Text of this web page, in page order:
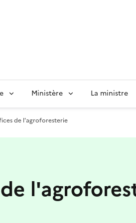
Ministère La ministre
de l'agroforesterie